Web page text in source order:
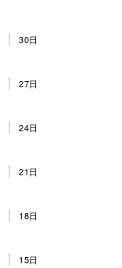
30日
27日
24日
21日
18日
15日